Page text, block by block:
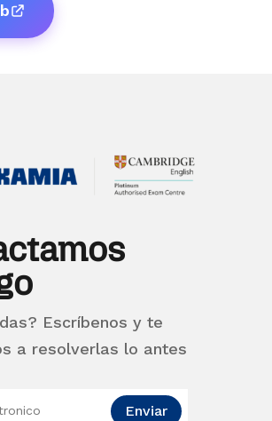
Escríbenos y te
a resolverlas lo antes
Enviar